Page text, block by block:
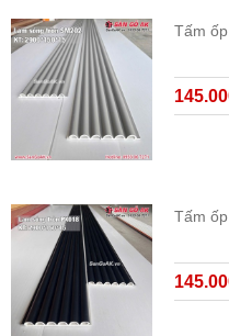
Tấm
Tấm